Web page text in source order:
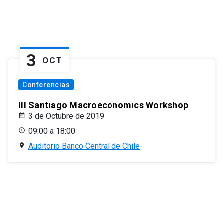
3 OCT
Conferencias
III Santiago Macroeconomics Workshop
3 de Octubre de 2019
09:00 a 18:00
Auditorio Banco Central de Chile